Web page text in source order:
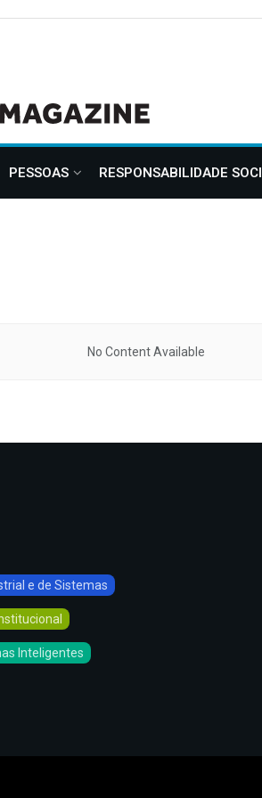
PESSOAS RESPONSABILIDADE
No Content Available
e de Sistemas
Inteligentes